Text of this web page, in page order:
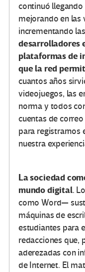
continuó
mejorando en las
incrementando
desarrolladores
plataformas de
que la red
cuantos años
videojuegos, las
norma y todos
cuentas de
para registrarnos
nuestra
La sociedad
mundo digital.
como Word—
máquinas de
estudiantes para
redacciones que,
aderezadas con
de Internet. El